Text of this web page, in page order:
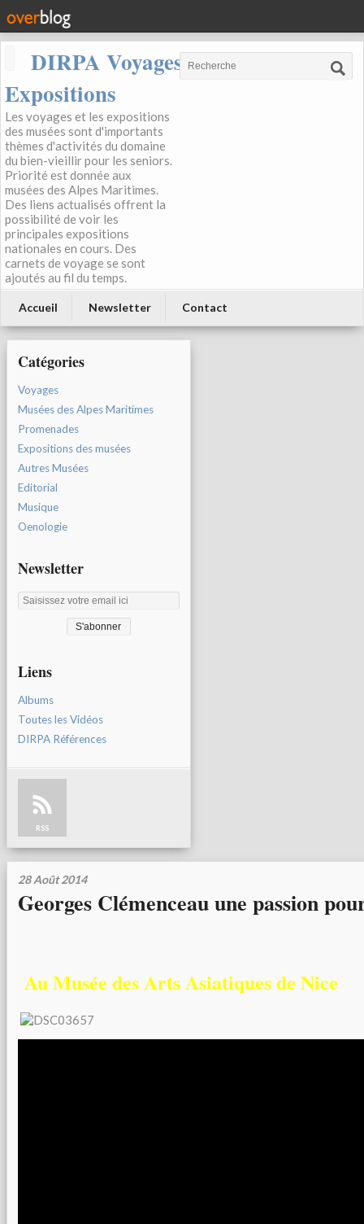
DIRPA Voyages, Musées,
Expositions
Les voyages et les expositions
des musées sont d'importants
thèmes d'activités du domaine
du bien-vieillir pour les seniors.
Priorité est donnée aux
musées des Alpes Maritimes.
Des liens actualisés offrent la
possibilité de voir les
principales expositions
nationales en cours. Des
carnets de voyage se sont
ajoutés au fil du temps.
Accueil Newsletter Contact
Catégories
Voyages
Musées des Alpes Maritimes
Promenades
Expositions des musées
Autres Musées
Editorial
Musique
Oenologie
Newsletter
Liens
Albums
Toutes les Vidéos
DIRPA Références
RSS
28 Août 2014
Georges Clémenceau une passion
Au Musée des Arts Asiatiques de Nice